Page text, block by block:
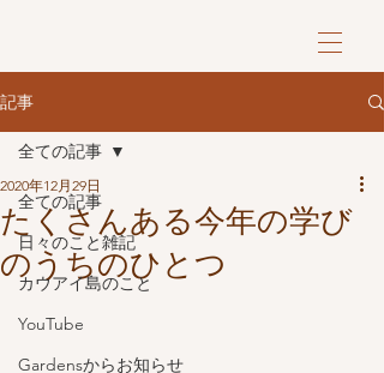
記事
全ての記事
日々のこと雑記
カウアイ島のこと
YouTube
Gardensからお知らせ
全ての記事
たくさんある今年の学び
のうちのひとつ
2020年12月29日